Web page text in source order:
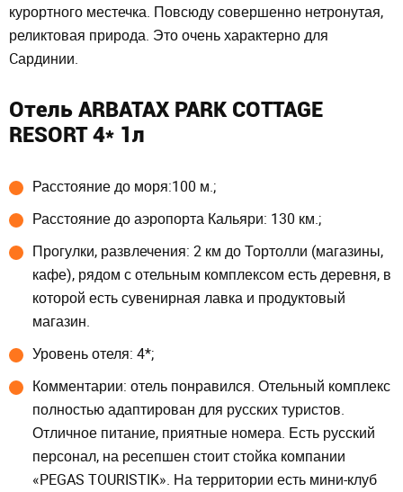
курортного местечка. Повсюду совершенно нетронутая,
реликтовая природа. Это очень характерно для
Cардинии.
Отель ARBATAX PARK COTTAGE
RESORT 4* 1л
Расстояние до моря:100 м.;
Расстояние до аэропорта Кальяри: 130 км.;
Прогулки, развлечения: 2 км до Тортолли (магазины,
кафе), рядом с отельным комплексом есть деревня, в
которой есть сувенирная лавка и продуктовый
магазин.
Уровень отеля: 4*;
Комментарии: отель понравился. Отельный комплекс
полностью адаптирован для русских туристов.
Отличное питание, приятные номера. Есть русский
персонал, на ресепшен стоит стойка компании
«PEGAS TOURISTIK». На территории есть мини-клуб